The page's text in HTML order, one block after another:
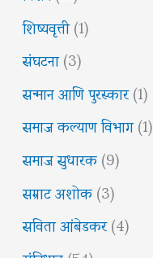
शिष्यवृत्ती(1)
संघटना(3)
सन्मान आणि पुरस्कार(1)
समाज कल्याण विभाग(1)
समाज सुधारक(9)
सम्राट अशोक(3)
सविता आंबेडकर(4)